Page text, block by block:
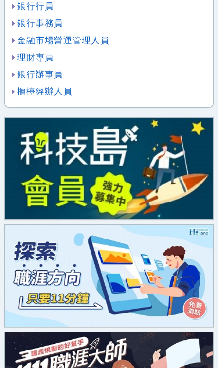
銀行行員
銀行事務員
金融市場營運管理人員
理財專員
銀行辦事員
櫃檯經辦人員